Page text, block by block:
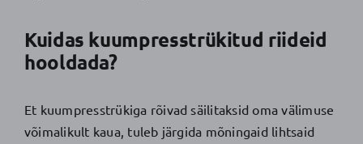
Kuidas kuumpresstrükitud riideid
hooldada?
Et kuumpresstrükiga rõivad säilitaksid oma välimuse
võimalikult kaua, tuleb järgida mõningaid lihtsaid